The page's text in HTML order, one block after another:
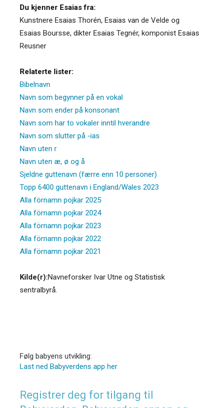
Du kjenner Esaias fra:
Kunstnere Esaias Thorén, Esaias van de Velde og
Esaias Boursse, dikter Esaias Tegnér, komponist Esaias
Reusner
Relaterte lister:
Bibelnavn
Navn som begynner på en vokal
Navn som ender på konsonant
Navn som har to vokaler inntil hverandre
Navn som slutter på -ias
Navn uten r
Navn uten æ, ø og å
Sjeldne guttenavn (færre enn 10 personer)
Topp 6400 guttenavn i England/Wales 2023
Alla förnamn pojkar 2025
Alla förnamn pojkar 2024
Alla förnamn pojkar 2023
Alla förnamn pojkar 2022
Alla förnamn pojkar 2021
Kilde(r):Navneforsker Ivar Utne og Statistisk
sentralbyrå.
Følg babyens utvikling:
Last ned Babyverdens app her
Registrer deg for tilgang til